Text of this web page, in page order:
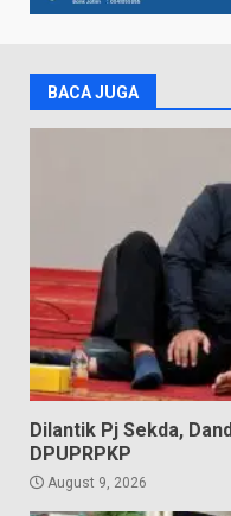
BACA JUGA
Dilantik Pj Sekda,
DPUPRPKP
August 9, 2026